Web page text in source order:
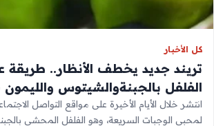
كل الأخبار
تريند جديد يخطف الأنظار.. طريقة
الفلفل بالجبنةوالشيتوس
انتشر خلال الأيام الأخيرة على مواقع التواصل
لمحبي الوجبات السريعة، وهو الفلفل المحشي